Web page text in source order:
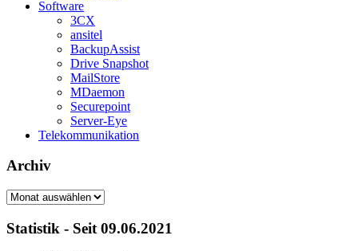
Software
3CX
ansitel
BackupAssist
Drive Snapshot
MailStore
MDaemon
Securepoint
Server-Eye
Telekommunikation
Archiv
Archiv
Statistik - Seit 09.06.2021